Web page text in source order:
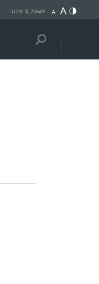
UTM: $ 71.649